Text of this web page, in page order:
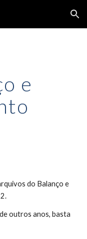
Skip to navigation
e
do Balanço e
2.
outros anos, basta